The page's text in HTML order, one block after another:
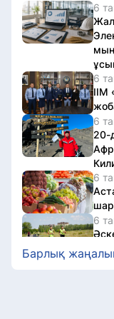
6
6
ІІМ
6
20-
6
6
6
Барлық